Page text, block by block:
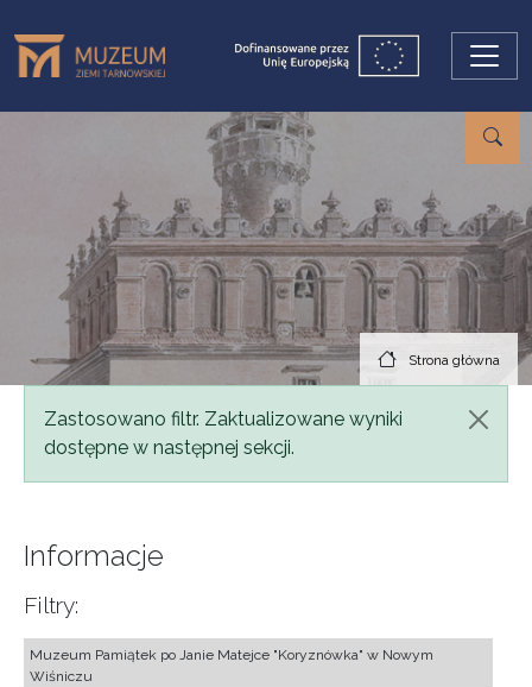
Strona główna
Komunikat
Zastosowano filtr. Zaktualizowane wyniki
dostępne w następnej sekcji.
Informacje
Filtry:
Muzeum Pamiątek po Janie Matejce "Koryznówka" w Nowym
Wiśniczu